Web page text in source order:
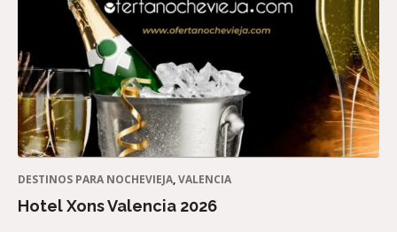
DESTINOS PARA NOCHEVIEJA,VALENCIA
Hotel Xons Valencia 2026